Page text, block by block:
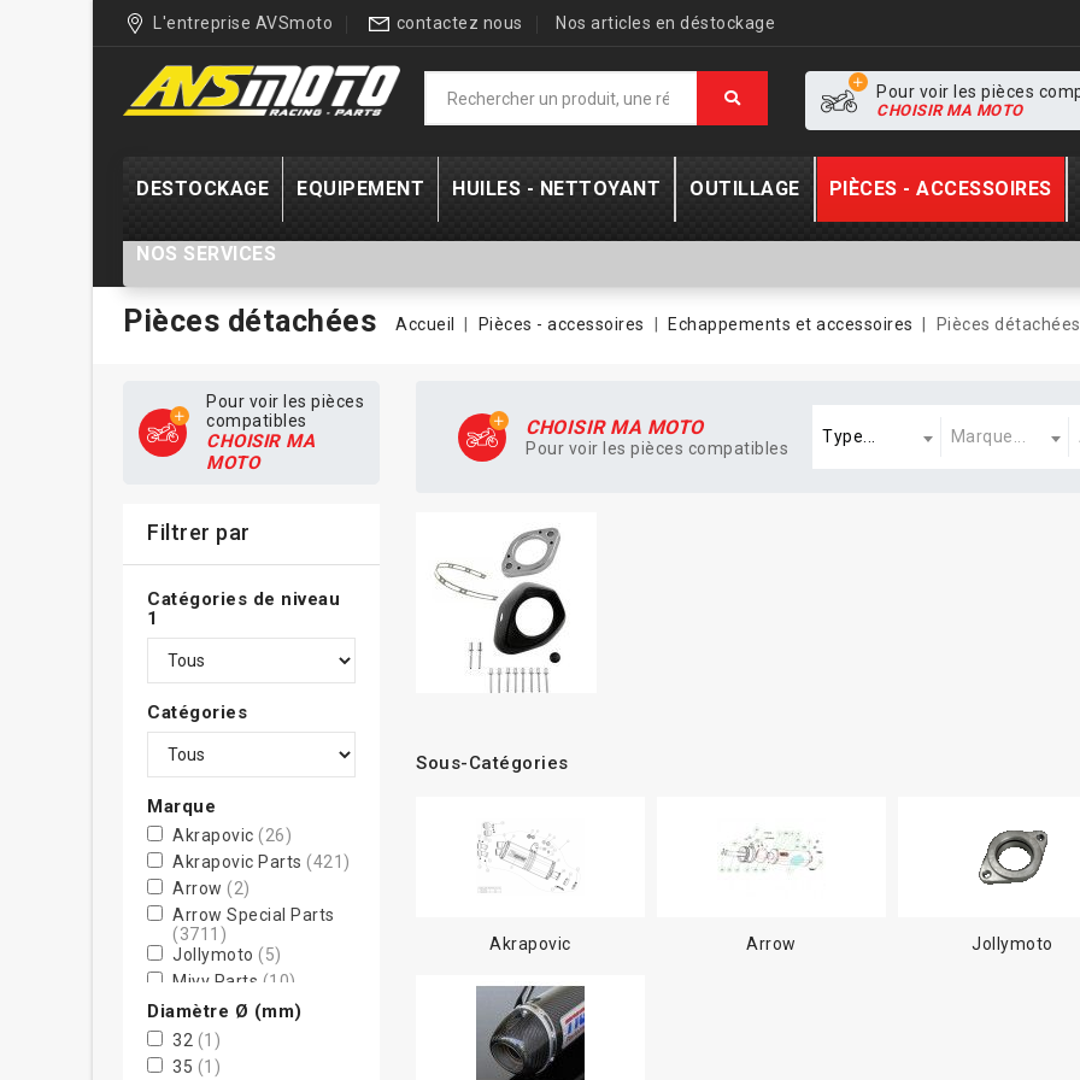
L'entreprise AVSmoto contactez nous Nos articles en déstockage
Pour voir les pièces
CHOISIR MA MOTO
DESTOCKAGE EQUIPEMENT HUILES - NETTOYANT OUTILLAGE PIÈCES - ACCESSOIRES
NOS SERVICES
Pièces détachées Accueil Pièces - accessoires Echappements et accessoires Pièces détachées
Pour voir les pièces
compatibles
CHOISIR MA
MOTO
Filtrer par
Catégories de niveau
1
Catégories
Marque
Akrapovic (26)
Akrapovic Parts (421)
Arrow (2)
Arrow Special Parts
(3711)
Jollymoto (5)
Mivv Parts (10)
Tyga-Performance
Diamètre Ø (mm)
32 (1)
35 (1)
CHOISIR MA MOTO
Pour voir les pièces compatibles
Type...
Marque...
Sous-Catégories
Akrapovic Arrow Jollymoto